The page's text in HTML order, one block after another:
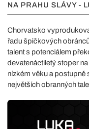
NA PRAHU SLÁVY -
Chorvatsko
řadu špičkových
talent s potenciálem
devatenáctiletý stoper
nízkém věku a
největších obranných